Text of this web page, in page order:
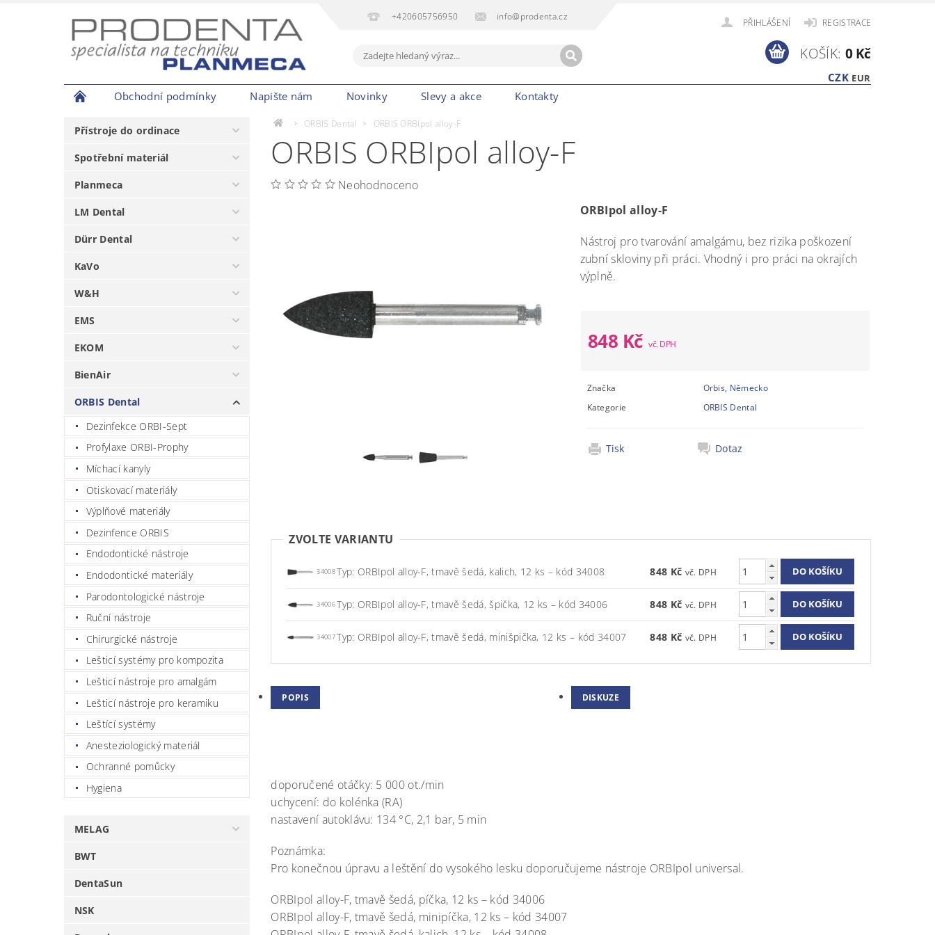
+420605756950 info@prodenta.cz
PŘIHLÁŠENÍ REGISTRACE
CZK EUR
KOŠÍK: 0 Kč
Obchodní podmínky Napište nám Novinky Slevy a akce Kontakty
Přístroje do ordinace
Spotřební materiál
Planmeca
LM Dental
Dürr Dental
KaVo
W&H
EMS
EKOM
BienAir
ORBIS Dental
Dezinfekce ORBI-Sept
Profylaxe ORBI-Prophy
Míchací kanyly
Otiskovací materiály
Výplňové materiály
Dezinfence ORBIS
Endodontické nástroje
Endodontické materiály
Parodontologické nástroje
Ruční nástroje
Chirurgické nástroje
Lešticí systémy pro kompozita
Lešticí nástroje pro amalgám
Lešticí nástroje pro keramiku
Leštící systémy
Anesteziologický materiál
Ochranné pomůcky
Hygiena
MELAG
BWT
DentaSun
NSK
ORBIS Dental ORBIS ORBIpol alloy-F
ORBIS ORBIpol alloy-F
Neohodnoceno
ORBIpol alloy-F
Nástroj pro tvarování amalgámu, bez rizika poškození
zubní skloviny při práci. Vhodný i pro práci na okrajích
výplně.
848 Kč
Značka
Orbis, Německo
Kategorie
ORBIS Dental
Tisk Dotaz
ZVOLTE VARIANTU
34008 Typ: ORBIpol alloy-F, tmavě šedá, kalich, 12 ks – kód 34008 848 Kč
34006 Typ: ORBIpol alloy-F, tmavě šedá, špička, 12 ks – kód 34006 848 Kč
34007 Typ: ORBIpol alloy-F, tmavě šedá, minišpička, 12 ks – kód 34007 848 Kč
POPIS DISKUZE
doporučené otáčky: 5 000 ot./min
uchycení: do kolénka (RA)
nastavení autoklávu: 134 °C, 2,1 bar, 5 min
Poznámka:
Pro konečnou úpravu a leštění do vysokého lesku doporučujeme nástroje ORBIpol universal.
ORBIpol alloy-F, tmavě šedá, píčka, 12 ks – kód 34006
ORBIpol alloy-F, tmavě šedá, minipíčka, 12 ks – kód 34007